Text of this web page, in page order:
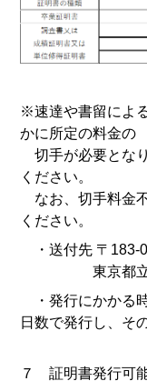
※速達や書留によ
かに所定の料金の
切手が必要とな
ください。
なお、切手料金
ください。
・送付先 〒183-
東京都立府
・発行にかかる
日数で発行し、そ
７ 証明書発行可